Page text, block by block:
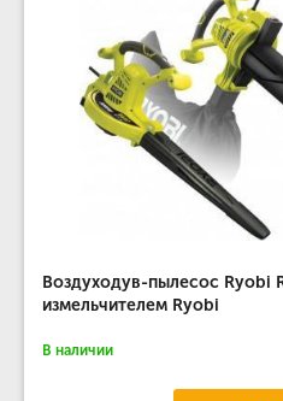
Воздуходув-пылесос Ryobi
измельчителем Ryobi
В наличии